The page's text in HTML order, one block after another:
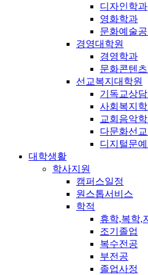
디자인학과
영화학과
문화예술
경영대학원
경영학과
문화콘텐
선교복지대학원
기독교상
사회복지
교회음악
다문화선
디지털문
대학생활
학사지원
캠퍼스일정
원스톱서비스
학적
휴학,복학,
조기졸업
복수전공
부전공
졸업사정